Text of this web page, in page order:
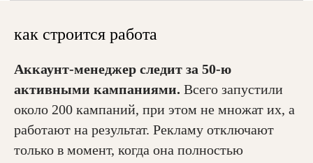
как строится работа
Аккаунт-менеджер следит за 50-ю
активными кампаниями. Всего запустили
около 200 кампаний, при этом не множат их, а
работают на результат. Рекламу отключают
только в момент, когда она полностью